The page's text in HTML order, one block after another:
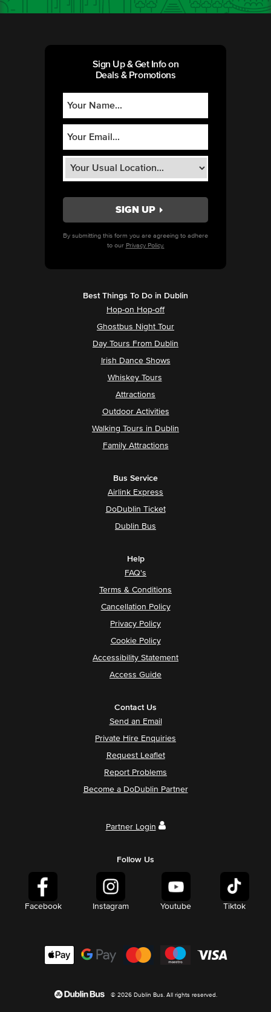
Sign Up & Get Info on
Deals & Promotions
By submitting this form you are agreeing to adhere
to our Privacy Policy.
Best Things To Do in Dublin
Hop-on Hop-off
Ghostbus Night Tour
Day Tours From Dublin
Irish Dance Shows
Whiskey Tours
Attractions
Outdoor Activities
Walking Tours in Dublin
Family Attractions
Bus Service
Airlink Express
DoDublin Ticket
Dublin Bus
Help
FAQ's
Terms & Conditions
Cancellation Policy
Privacy Policy
Cookie Policy
Accessibility Statement
Access Guide
Contact Us
Send an Email
Private Hire Enquiries
Request Leaflet
Report Problems
Become a DoDublin Partner
Partner Login
Follow Us
Facebook Instagram Youtube Tiktok
© 2026 Dublin Bus. All rights reserved.